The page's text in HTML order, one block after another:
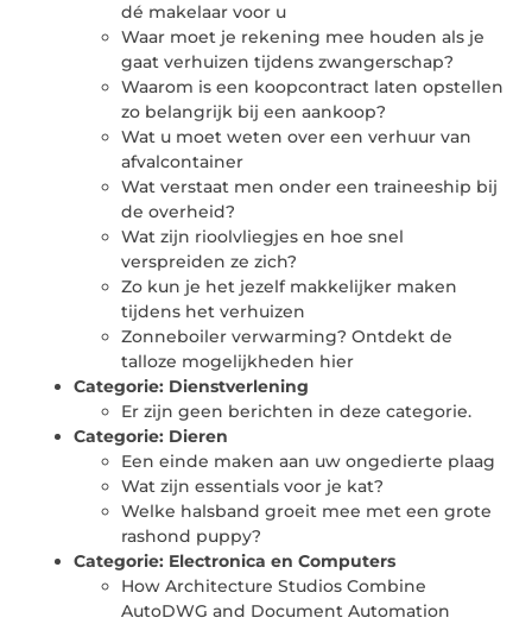
dé makelaar voor u
Waar moet je rekening mee houden als je
gaat verhuizen tijdens zwangerschap?
Waarom is een koopcontract laten opstellen
zo belangrijk bij een aankoop?
Wat u moet weten over een verhuur van
afvalcontainer
Wat verstaat men onder een traineeship bij
de overheid?
Wat zijn rioolvliegjes en hoe snel
verspreiden ze zich?
Zo kun je het jezelf makkelijker maken
tijdens het verhuizen
Zonneboiler verwarming? Ontdekt de
talloze mogelijkheden hier
Categorie: Dienstverlening
Er zijn geen berichten in deze categorie.
Categorie: Dieren
Een einde maken aan uw ongedierte plaag
Wat zijn essentials voor je kat?
Welke halsband groeit mee met een grote
rashond puppy?
Categorie: Electronica en Computers
How Architecture Studios Combine
AutoDWG and Document Automation